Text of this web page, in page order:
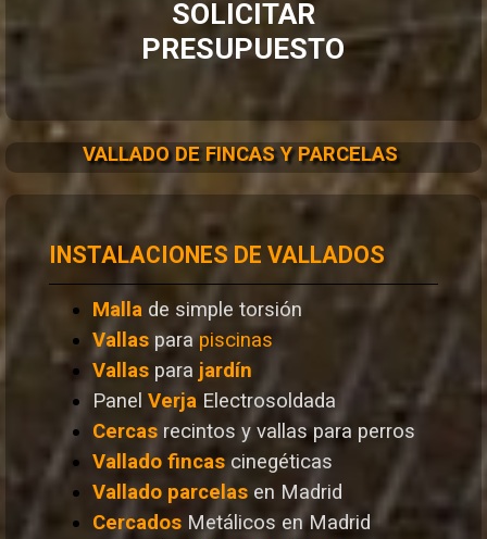
SOLICITAR
PRESUPUESTO
VALLADO DE FINCAS Y PARCELAS
INSTALACIONES DE VALLADOS
Malla de simple torsión
Vallas parapiscinas
Vallas para jardín
Panel Verja Electrosoldada
Cercas recintos y vallas para perros
Vallado fincas cinegéticas
Vallado parcelas en Madrid
Cercados Metálicos en Madrid